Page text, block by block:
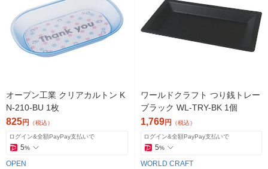
オープン工業 クリアカルトン K
N-210-BU 1枚
825円 （税込）
ログイン&全額PayPay支払いで
5%
OPEN
ワールドクラフト つり銭トレー
ブラック WL-TRY-BK 1個
1,769円 （税込）
ログイン&全額PayPay支払いで
5%
WORLD CRAFT